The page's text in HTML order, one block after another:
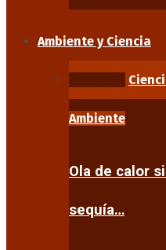
Ambiente y Ciencia
Ambiente
Ola de calor
sequía…